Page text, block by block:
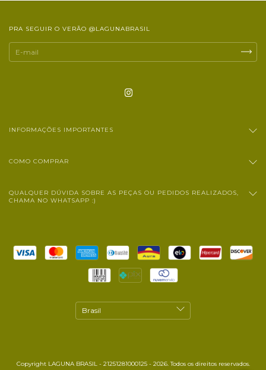
PRA SEGUIR O VERÃO @LAGUNABRASIL
INFORMAÇÕES IMPORTANTES
COMO COMPRAR
QUALQUER DÚVIDA SOBRE AS PEÇAS OU PEDIDOS REALIZADOS,
CHAMA NO WHATSAPP :)
Copyright LAGUNA BRASIL - 21251281000125 - 2026. Todos os direitos reservados.